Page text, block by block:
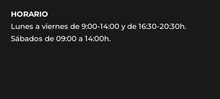
HORARIO
Lunes a viernes de 9:00-14:00 y de 16:30-20:30h.
Sábados de 09:00 a 14:00h.